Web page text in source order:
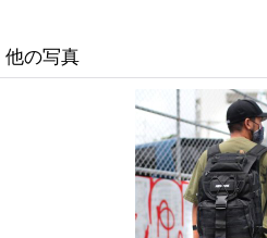
他の写真